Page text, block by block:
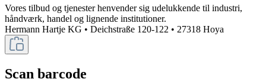
Vores tilbud og tjenester henvender sig udelukkende til industri,
håndværk, handel og lignende institutioner.
Hermann Hartje KG • Deichstraße 120-122 • 27318 Hoya
Scan barcode